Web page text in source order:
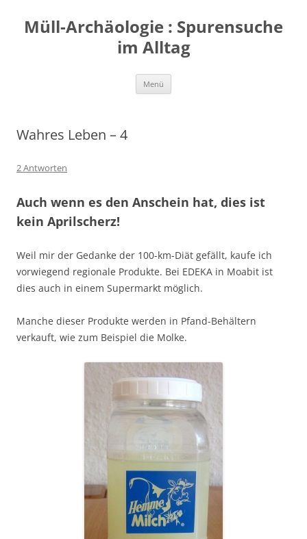
springen
Müll-Archäologie : Spurensuche
im Alltag
Menü
Wahres Leben – 4
2 Antworten
Auch wenn es den Anschein hat, dies ist
kein Aprilscherz!
Weil mir der Gedanke der 100-km-Diät gefällt, kaufe ich
vorwiegend regionale Produkte. Bei EDEKA in Moabit ist
dies auch in einem Supermarkt möglich.
Manche dieser Produkte werden in Pfand-Behältern
verkauft, wie zum Beispiel die Molke.